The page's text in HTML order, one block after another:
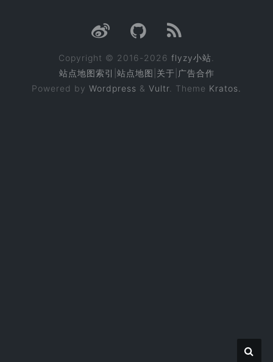
Copyright © 2016-2026 flyzy小站.
站点地图索引 站点地图 关于 广告合作
Powered by Wordpress & Vultr. Theme Kratos.